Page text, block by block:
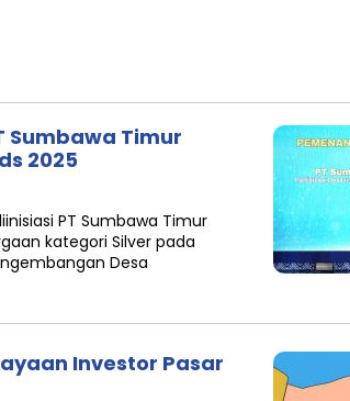
Sumbawa Timur
2025
PT Sumbawa Timur
kategori Silver pada
Desa
Investor Pasar